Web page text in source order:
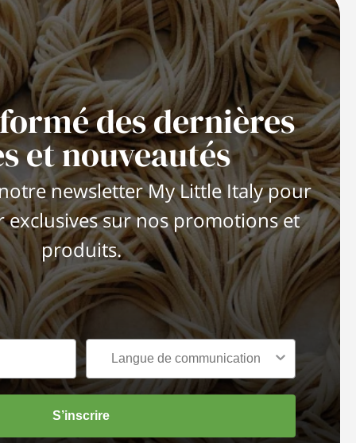
des dernières
et nouveautés
newsletter My Little Italy pour
exclusives sur nos promotions et
produits.
S’inscrire